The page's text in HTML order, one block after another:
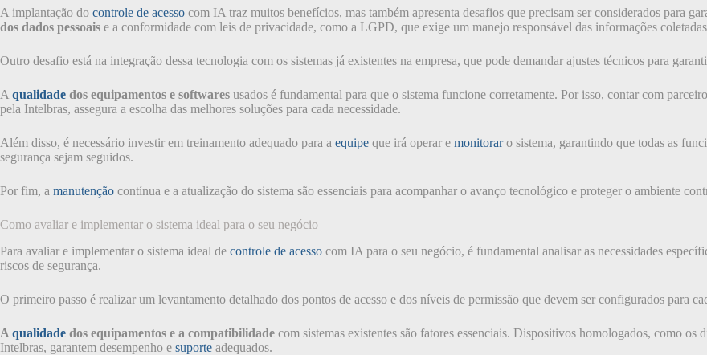
A implantação do controle de acesso com IA traz muitos benefícios, mas também apresenta desafios que precisam ser considerados para
dos dados pessoais e a conformidade com leis de privacidade, como a LGPD, que exige um manejo responsável das informações
Outro desafio está na integração dessa tecnologia com os sistemas já existentes na empresa, que pode demandar ajustes técnicos para
A qualidade dos equipamentos e softwares usados é fundamental para que o sistema funcione corretamente. Por isso, contar com
pela Intelbras, assegura a escolha das melhores soluções para cada necessidade.
Além disso, é necessário investir em treinamento adequado para a equipe que irá operar e monitoraro sistema, garantindo que todas as
segurança sejam seguidos.
Por fim, a manutenção contínua e a atualização do sistema são essenciais para acompanhar o avanço tecnológico e proteger o ambiente
Como avaliar e implementar o sistema ideal para o seu negócio
Para avaliar e implementar o sistema ideal de controle de acesso com IA para o seu negócio, é fundamental analisar as necessidades
riscos de segurança.
O primeiro passo é realizar um levantamento detalhado dos pontos de acesso e dos níveis de permissão que devem ser configurados para
A qualidade dos equipamentos e a compatibilidade com sistemas existentes são fatores essenciais. Dispositivos homologados, como os
Intelbras, garantem desempenho e suporte adequados.